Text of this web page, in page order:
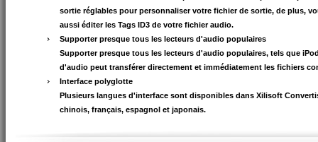
sortie réglables pour personnaliser votre fichier de sortie, de plus,
aussi éditer les Tags ID3 de votre fichier audio.
Supporter presque tous les lecteurs d'audio populaires
Supporter presque tous les lecteurs d'audio populaires, tels que
d'audio peut transférer directement et immédiatement les fichiers
Interface polyglotte
Plusieurs langues d'interface sont disponibles dans Xilisoft
chinois, français, espagnol et japonais.